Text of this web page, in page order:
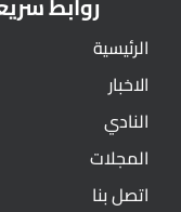
الرئيسية
الاخبار
النادي
المجلات
اتصل بنا